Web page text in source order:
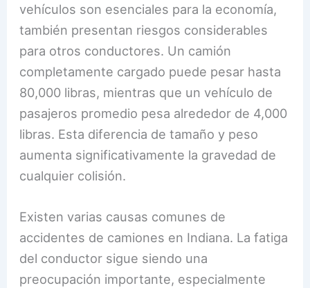
vehículos son esenciales para la economía,
también presentan riesgos considerables
para otros conductores. Un camión
completamente cargado puede pesar hasta
80,000 libras, mientras que un vehículo de
pasajeros promedio pesa alrededor de 4,000
libras. Esta diferencia de tamaño y peso
aumenta significativamente la gravedad de
cualquier colisión.
Existen varias causas comunes de
accidentes de camiones en Indiana. La fatiga
del conductor sigue siendo una
preocupación importante, especialmente